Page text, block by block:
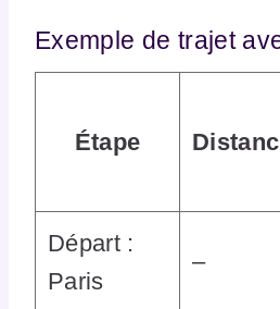
Exemple de trajet
Étape
Départ :
Paris
–